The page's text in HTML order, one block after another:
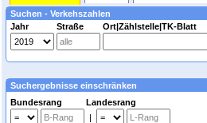
Suchen - Verkehszahlen
Jahr
Straße Ort|Zählstelle|TK-Blatt
Suchergebnisse einschränken
Bundesrang Landesrang
|